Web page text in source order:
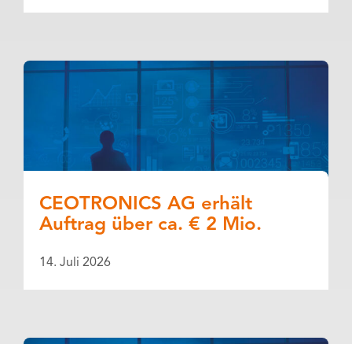
CEOTRONICS AG erhält
Auftrag über ca. € 2 Mio.
14. Juli 2026